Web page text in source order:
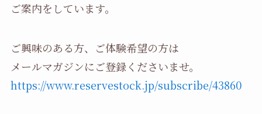
ご案内をしています。
ご興味のある方、ご体験希望の方は
メールマガジンにご登録くださいませ。
https://www.reservestock.jp/subscribe/43860